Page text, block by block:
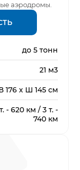
аэродромы.
до 5 тонн
21 м3
176 x Ш 145 см
- 620 км / 3 т. -
740 км